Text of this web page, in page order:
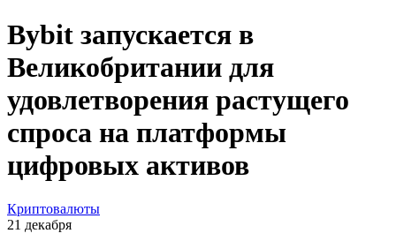
Bybit запускается в
Великобритании для
удовлетворения растущего
спроса на платформы
цифровых активов
Криптовалюты
21 декабря